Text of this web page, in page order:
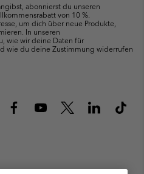
abonnierst du unseren
von 10 %.
um dich über neue Produkte,
In unseren
wie wir deine Daten für
wie du deine Zustimmung widerrufen